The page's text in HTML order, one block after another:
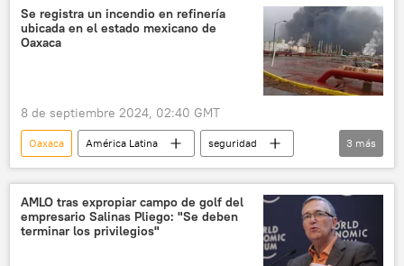
Claudia Sheinbaum
Suprema Corte de Justicia de la Nación (México)
Se registra un incendio en refinería
ubicada en el estado mexicano de
Oaxaca
8 de septiembre 2024, 02:40 GMT
Oaxaca América Latina
seguridad
refinería
incendio
Petróleos Mexicanos (Pemex)
3 más
AMLO tras expropiar campo de golf del
empresario Salinas Pliego: "Se deben
terminar los privilegios"